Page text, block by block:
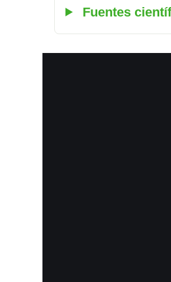
Fuentes